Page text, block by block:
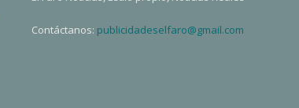
Contáctanos: publicidadeselfaro@gmail.com